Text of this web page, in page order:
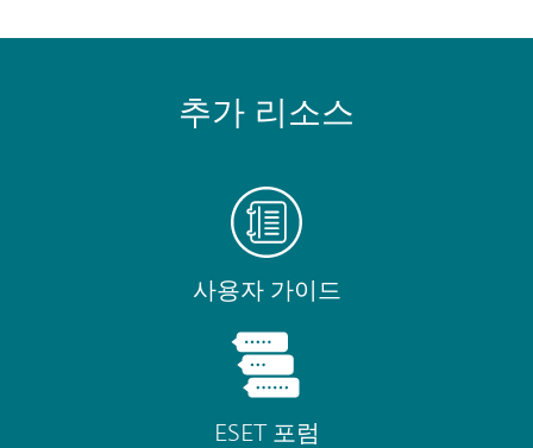
추가 리소스
사용자 가이드
ESET 포럼